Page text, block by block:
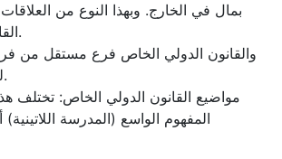
بمال في الخارج. وبهذا النوع من
والقانون الدولي الخاص فرع مستقل من
مواضيع القانون الدولي الخاص: تختلف
المفهوم الواسع (المدرسة